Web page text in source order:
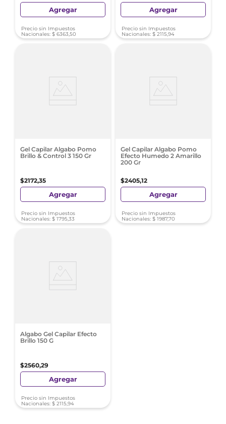
Agregar
Precio sin Impuestos
Nacionales: $ 6363,50
Agregar
Precio sin Impuestos
Nacionales: $ 2115,94
Gel Capilar Algabo Pomo
Brillo & Control 3 150 Gr
$2172,35
Agregar
Precio sin Impuestos
Nacionales: $ 1795,33
Gel Capilar Algabo Pomo
Efecto Humedo 2 Amarillo
200 Gr
$2405,12
Agregar
Precio sin Impuestos
Nacionales: $ 1987,70
Algabo Gel Capilar Efecto
Brillo 150 G
$2560,29
Agregar
Precio sin Impuestos
Nacionales: $ 2115,94